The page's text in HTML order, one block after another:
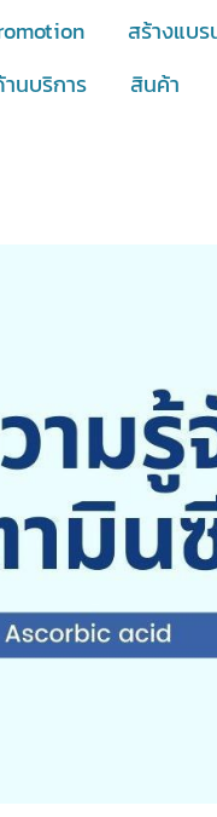
สร้างแบ
นบริการ สินค้า